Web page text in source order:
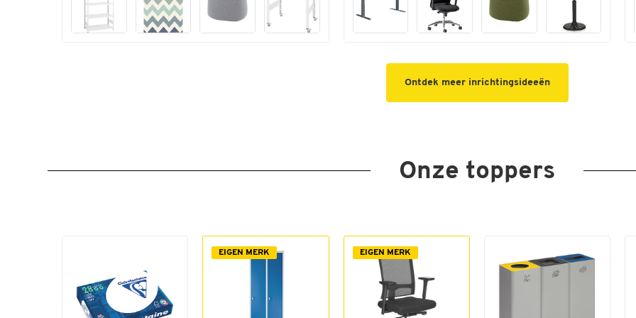
Ontdek meer inrichtingsideeën
Onze toppers
EIGEN MERK EIGEN MERK